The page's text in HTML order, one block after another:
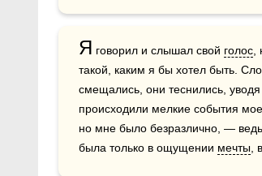
Я говорил и слышал свой голос
такой, каким я бы хотел быть.
смещались, они теснились,
происходили мелкие события
но мне было безразлично, — ведь
была только в ощущении мечты ,